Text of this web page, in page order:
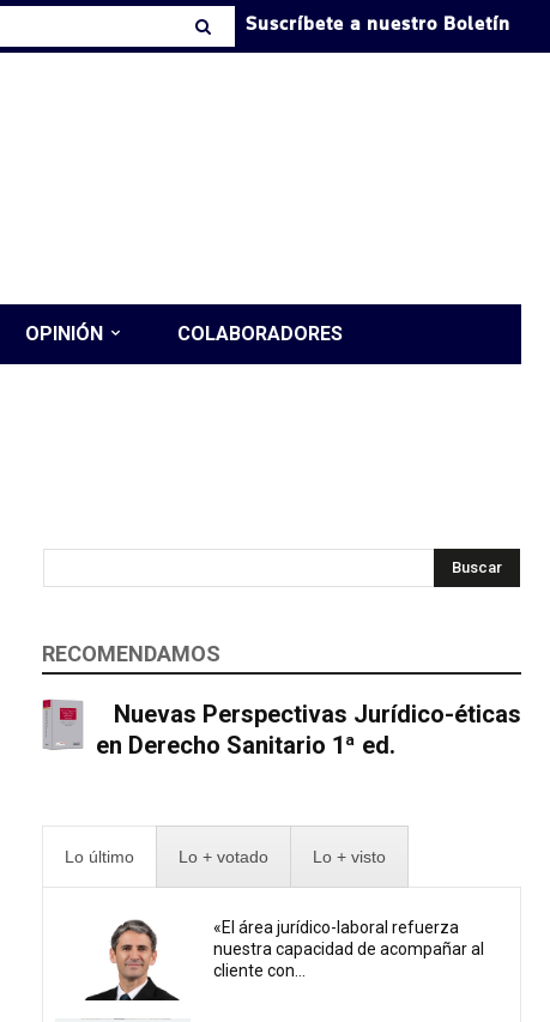
Suscríbete a nuestro Boletín
OPINIÓN COLABORADORES
Buscar
RECOMENDAMOS
Nuevas Perspectivas Jurídico-éticas
en Derecho Sanitario 1ª ed.
Lo último Lo + votado Lo + visto
«El área jurídico-laboral refuerza
nuestra capacidad de acompañar al
cliente con...